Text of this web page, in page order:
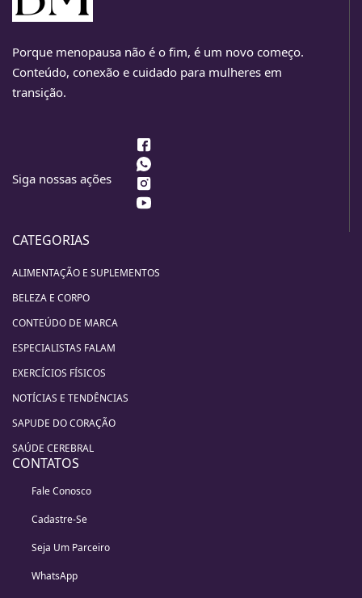
Porque menopausa não é o fim, é um novo começo.
Conteúdo, conexão e cuidado para mulheres em
transição.
Siga nossas ações
CATEGORIAS
ALIMENTAÇÃO E SUPLEMENTOS
BELEZA E CORPO
CONTEÚDO DE MARCA
ESPECIALISTAS FALAM
EXERCÍCIOS FÍSICOS
NOTÍCIAS E TENDÊNCIAS
SAPUDE DO CORAÇÃO
SAÚDE CEREBRAL
CONTATOS
Fale Conosco
Cadastre-Se
Seja Um Parceiro
WhatsApp